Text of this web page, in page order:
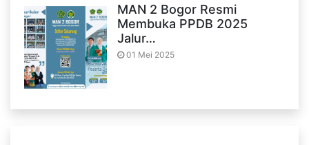
MAN 2 Bogor Resmi
Membuka PPDB 2025
Jalur…
01 Mei 2025